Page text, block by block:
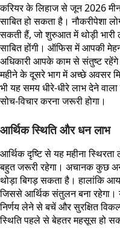
करियर के लिहाज से जून 2026 मीन
साबित हो सकता है। नौकरीपेशा
सकती हैं, जो शुरुआत में थोड़ी
साबित होंगी। ऑफिस में आपकी
अधिकारी आपके काम से संतुष्ट
महीने के दूसरे भाग में अच्छे अवसर
भी यह समय धीरे-धीरे लाभ देने
सोच-विचार करना जरूरी होगा।
आर्थिक स्थिति और धन लाभ
आर्थिक दृष्टि से यह महीना
बहुत जरूरी रहेगा। अचानक कुछ
थोड़ा बिगड़ सकता है। हालांकि
जिससे आर्थिक संतुलन बना रहेगा।
निर्णय लेने से बचें और सुरक्षित
स्थिति पहले से बेहतर महसूस हो